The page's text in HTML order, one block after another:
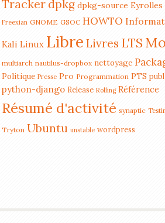
Tracker dpkg dpkg-source Eyrolles
Freexian GNOME GSOC HOWTO
Kali Linux Libre Livres LTS
multiarch nautilus-dropbox nettoyage
Politique Presse Pro Programmation PTS
python-django Release Rolling Référence
Résumé d'activité synaptic
Tryton Ubuntu unstable wordpress